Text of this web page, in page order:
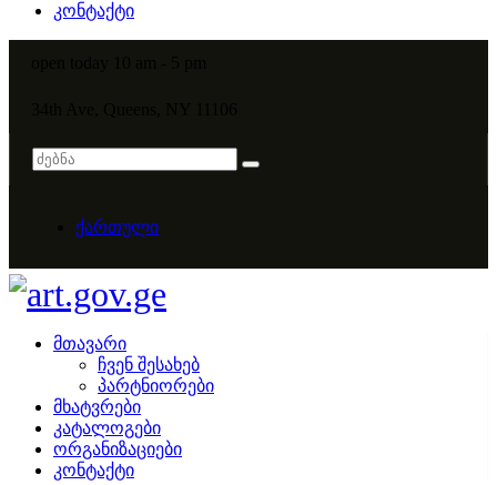
კონტაქტი
ქართული
მთავარი
ჩვენ შესახებ
პარტნიორები
მხატვრები
კატალოგები
ორგანიზაციები
კონტაქტი